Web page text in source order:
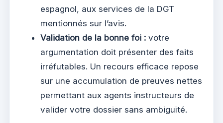
espagnol, aux services de la DGT
mentionnés sur l’avis.
Validation de la bonne foi : votre
argumentation doit présenter des faits
irréfutables. Un recours efficace repose
sur une accumulation de preuves nettes
permettant aux agents instructeurs de
valider votre dossier sans ambiguïté.